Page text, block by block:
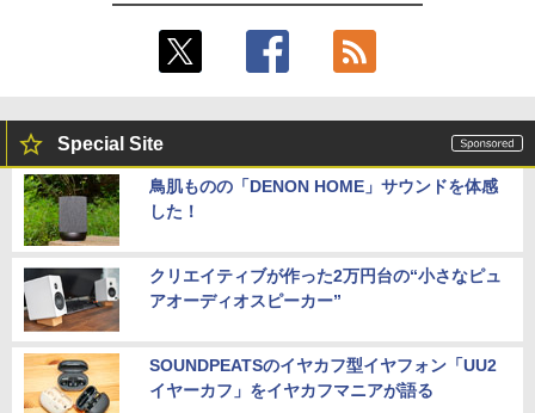
Special Site
鳥肌ものの「DENON HOME」サウンドを体感
した！
クリエイティブが作った2万円台の“小さなピュ
アオーディオスピーカー”
SOUNDPEATSのイヤカフ型イヤフォン「UU2
イヤーカフ」をイヤカフマニアが語る